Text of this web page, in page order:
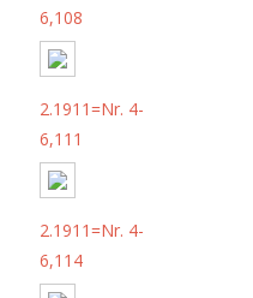
6,108
2.1911=Nr. 4-
6,111
2.1911=Nr. 4-
6,114